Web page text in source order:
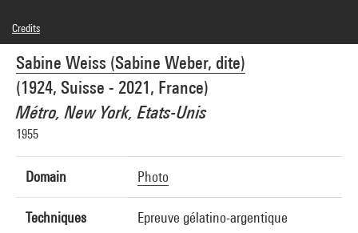
Sabine Weiss (Sabine Weber, dite)
(1924, Suisse - 2021, France)
Métro, New York, Etats-Unis
1955
Domain Photo
Techniques Epreuve gélatino-argentique
Credits
© SAIF
Photo credits : Centre Pompidou, MNAM-CCI/Philippe Migeat/Dist. GrandPalaisRmn
Image reference : 4N86408
Image presentation :GrandPalaisRmnPhoto